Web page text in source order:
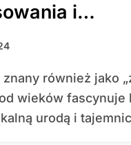
i
od wieków fascynuje
urodą i